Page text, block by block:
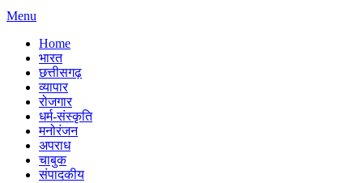
Menu
Home
भारत
छत्तीसगढ़
व्यापार
रोजगार
धर्म-संस्कृति
मनोरंजन
अपराध
चाबुक
संपादकीय